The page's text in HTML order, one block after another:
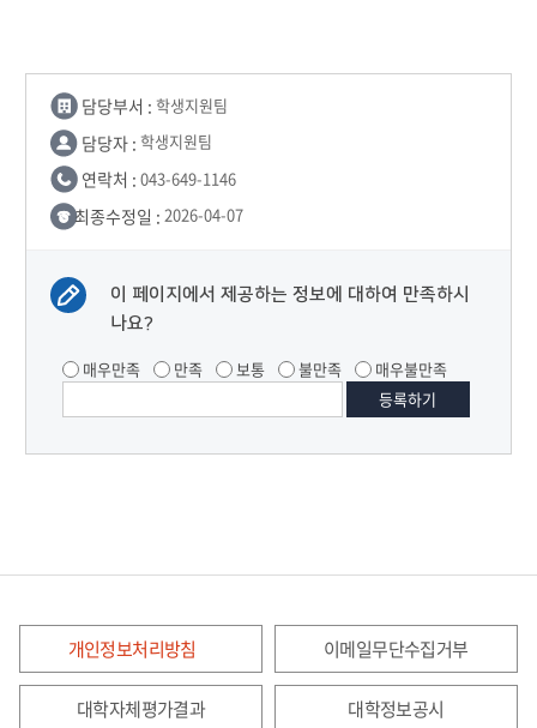
담당부서 : 학생지원팀
담당자 : 학생지원팀
연락처 : 043-649-1146
최종수정일 : 2026-04-07
이 페이지에서 제공하는 정보에 대하여 만족하시
나요?
매우만족 만족 보통 불만족 매우불만족
개인정보처리방침 이메일무단수집거부
대학자체평가결과 대학정보공시